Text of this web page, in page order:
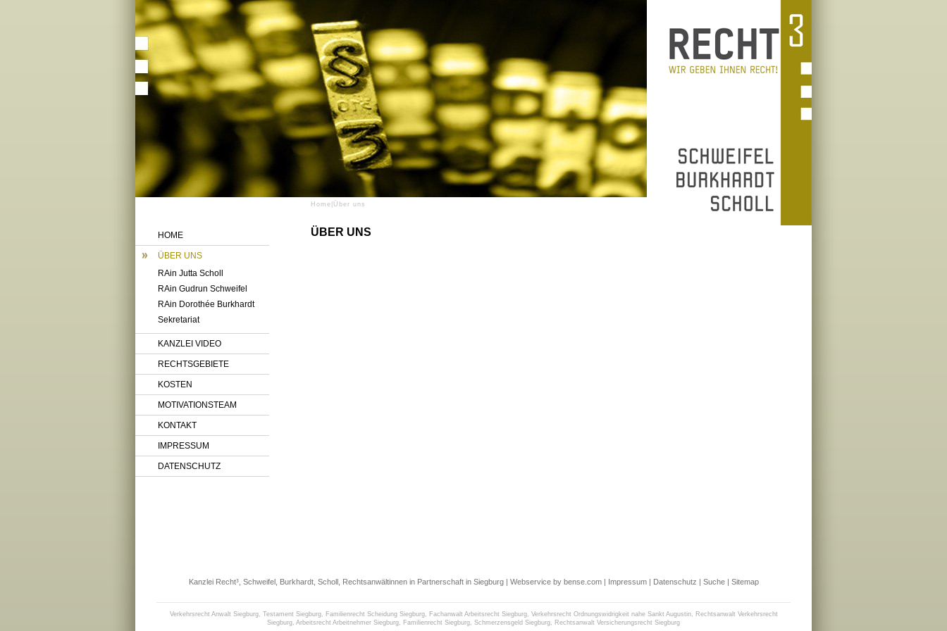
Home Über uns
HOME
ÜBER UNS
RAin Jutta Scholl
RAin Gudrun Schweifel
RAin Dorothée Burkhardt
Sekretariat
KANZLEI VIDEO
RECHTSGEBIETE
KOSTEN
MOTIVATIONSTEAM
KONTAKT
IMPRESSUM
DATENSCHUTZ
ÜBER UNS
Kanzlei Recht³, Schweifel, Burkhardt, Scholl, Rechtsanwältinnen in Partnerschaft in Siegburg | Webservice by bense.com| Impressum| Datenschutz | Suche| Sitemap
Verkehrsrecht Anwalt Siegburg, Testament Siegburg, Familienrecht Scheidung Siegburg, Fachanwalt Arbeitsrecht Siegburg, Verkehrsrecht Ordnungswidrigkeit nahe Sankt Augustin, Rechtsanwalt Verkehrsrecht
Siegburg, Arbeitsrecht Arbeitnehmer Siegburg, Familienrecht Siegburg, Schmerzensgeld Siegburg, Rechtsanwalt Versicherungsrecht Siegburg